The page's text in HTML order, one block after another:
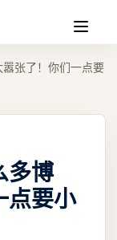
收
缩
张了！你们一点要
多博
点要小